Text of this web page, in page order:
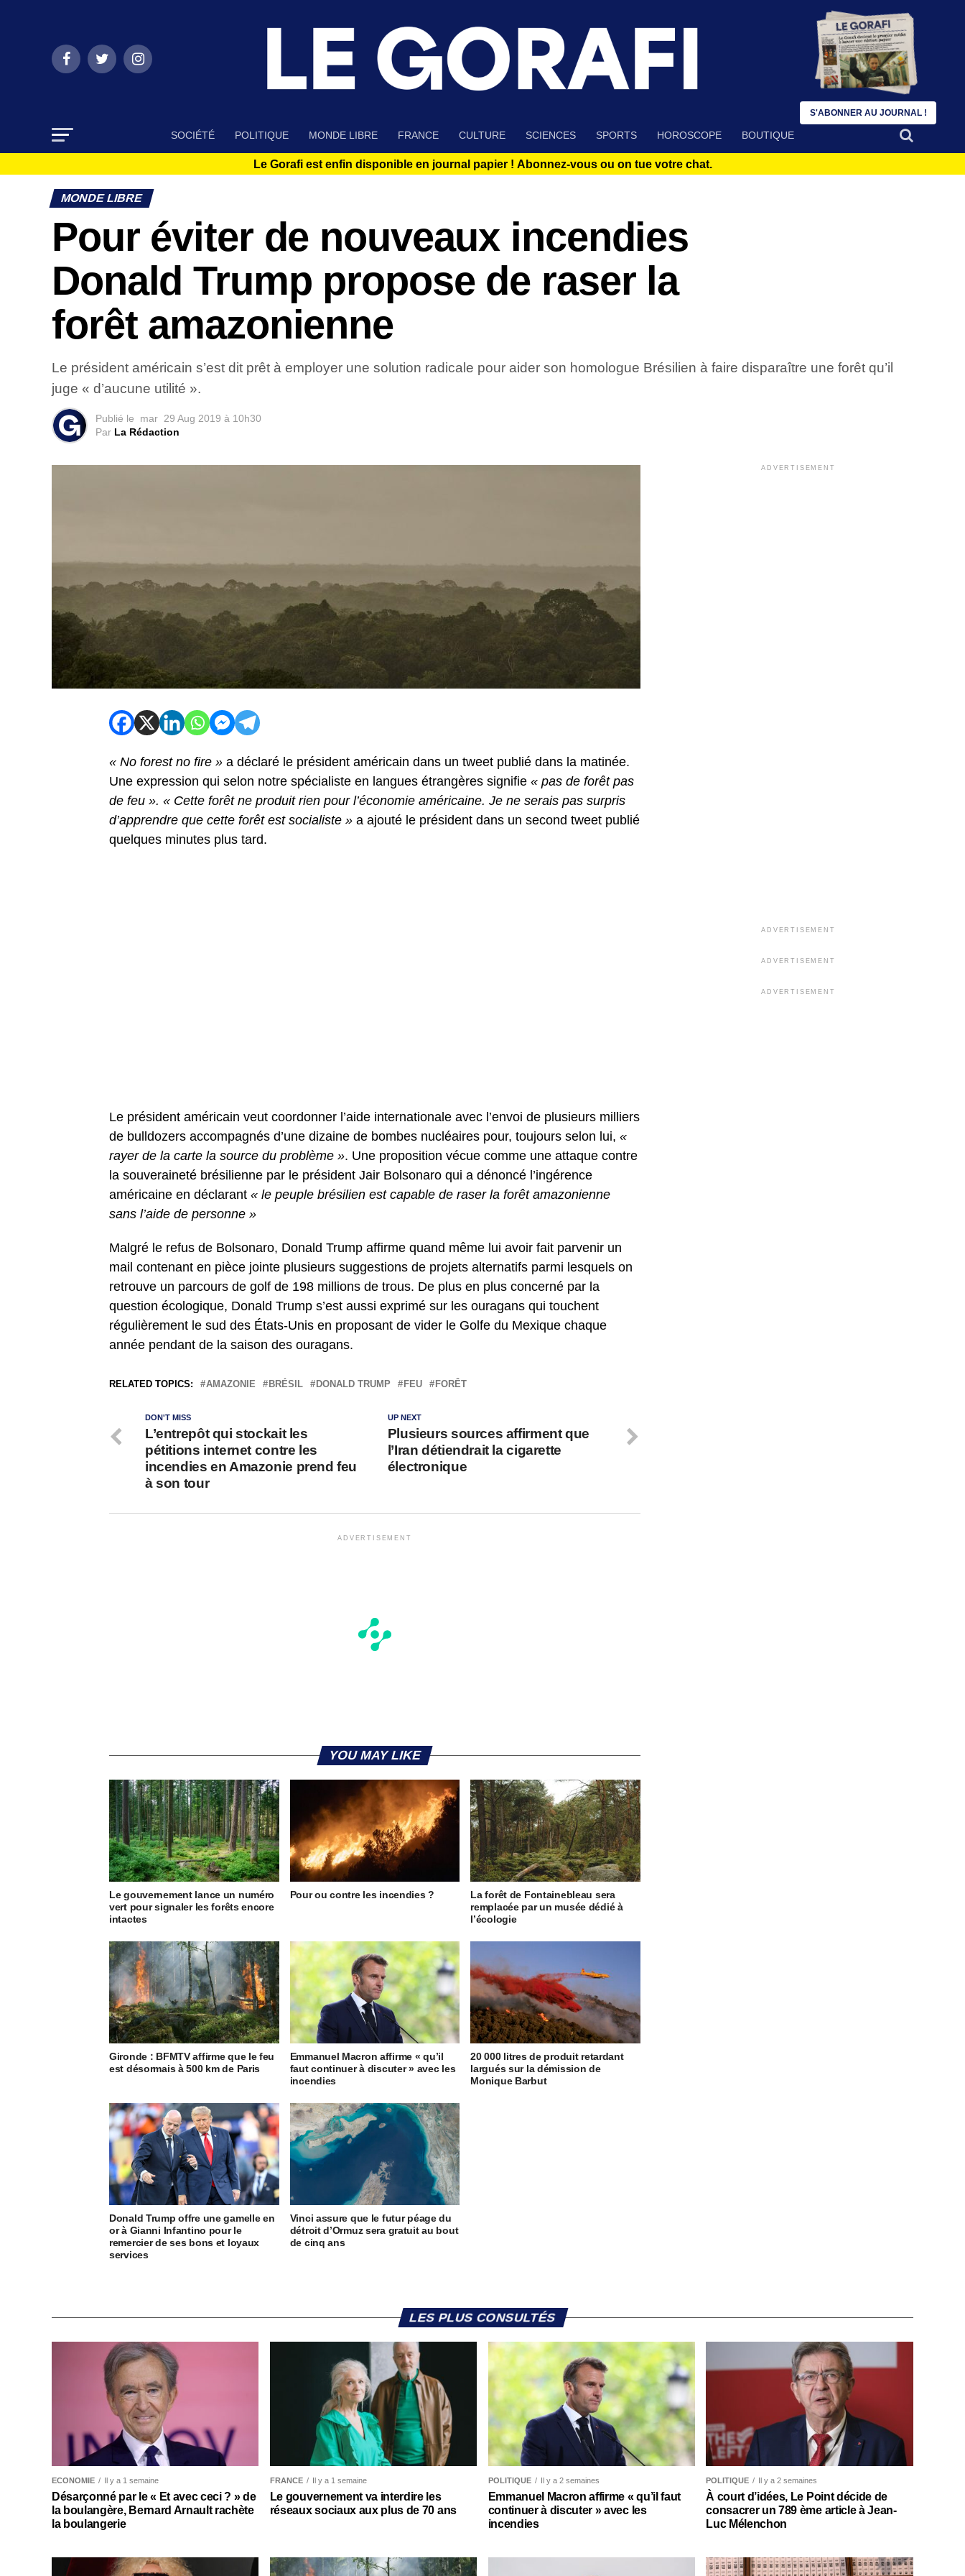
SOCIÉTÉ POLITIQUE MONDE LIBRE FRANCE CULTURE SCIENCES SPORTS HOROSCOPE BOUTIQUE
Le Gorafi est enfin disponible en journal papier ! Abonnez-vous ou on tue votre chat.
MONDE LIBRE
Pour éviter de nouveaux incendies
Donald Trump propose de raser la
forêt amazonienne
Le président américain s’est dit prêt à employer une solution radicale pour aider son homologue Brésilien à faire disparaître une forêt qu’il
juge « d’aucune utilité ».
Publié le mar 29 Aug 2019 à 10h30
Par La Rédaction
« No forest no fire » a déclaré le président américain dans un tweet publié dans la matinée.
Une expression qui selon notre spécialiste en langues étrangères signifie « pas de forêt pas
de feu ». « Cette forêt ne produit rien pour l’économie américaine. Je ne serais pas surpris
d’apprendre que cette forêt est socialiste » a ajouté le président dans un second tweet publié
quelques minutes plus tard.
Le président américain veut coordonner l’aide internationale avec l’envoi de plusieurs milliers
de bulldozers accompagnés d’une dizaine de bombes nucléaires pour, toujours selon lui, «
rayer de la carte la source du problème ». Une proposition vécue comme une attaque contre
la souveraineté brésilienne par le président Jair Bolsonaro qui a dénoncé l’ingérence
américaine en déclarant « le peuple brésilien est capable de raser la forêt amazonienne
sans l’aide de personne »
Malgré le refus de Bolsonaro, Donald Trump affirme quand même lui avoir fait parvenir un
mail contenant en pièce jointe plusieurs suggestions de projets alternatifs parmi lesquels on
retrouve un parcours de golf de 198 millions de trous. De plus en plus concerné par la
question écologique, Donald Trump s’est aussi exprimé sur les ouragans qui touchent
régulièrement le sud des États-Unis en proposant de vider le Golfe du Mexique chaque
année pendant de la saison des ouragans.
RELATED TOPICS: AMAZONIE BRÉSIL DONALD TRUMP FEU FORÊT
UP NEXT
Plusieurs sources affirment que
l’Iran détiendrait la cigarette
électronique
DON'T MISS
L’entrepôt qui stockait les
pétitions internet contre les
incendies en Amazonie prend feu
à son tour
ADVERTISEMENT
YOU MAY LIKE
Le gouvernement lance un numéro
vert pour signaler les forêts encore
intactes
Pour ou contre les incendies ?
La forêt de Fontainebleau sera
remplacée par un musée dédié à
l’écologie
Gironde : BFMTV affirme que le feu
est désormais à 500 km de Paris
Emmanuel Macron affirme « qu’il
faut continuer à discuter » avec les
incendies
20 000 litres de produit retardant
largués sur la démission de
Monique Barbut
Donald Trump offre une gamelle en
or à Gianni Infantino pour le
remercier de ses bons et loyaux
services
Vinci assure que le futur péage du
détroit d’Ormuz sera gratuit au bout
de cinq ans
ADVERTISEMENT
ADVERTISEMENT
ADVERTISEMENT
ADVERTISEMENT
LES PLUS CONSULTÉS
ECONOMIE Il y a 1 semaine
Désarçonné par le « Et avec ceci ? » de
la boulangère, Bernard Arnault rachète
la boulangerie
FRANCE Il y a 1 semaine
Le gouvernement va interdire les
réseaux sociaux aux plus de 70 ans
POLITIQUE Il y a 2 semaines
Emmanuel Macron affirme « qu’il faut
continuer à discuter » avec les
incendies
POLITIQUE Il y a 2 semaines
À court d’idées, Le Point décide de
consacrer un 789 ème article à Jean-
Luc Mélenchon
S'ABONNER AU JOURNAL !